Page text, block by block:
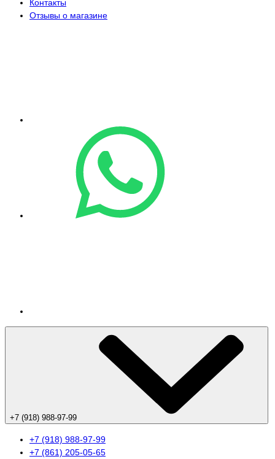
Контакты
Отзывы о магазине
+7 (918) 988-97-99
+7 (918) 988-97-99
+7 (861) 205-05-65